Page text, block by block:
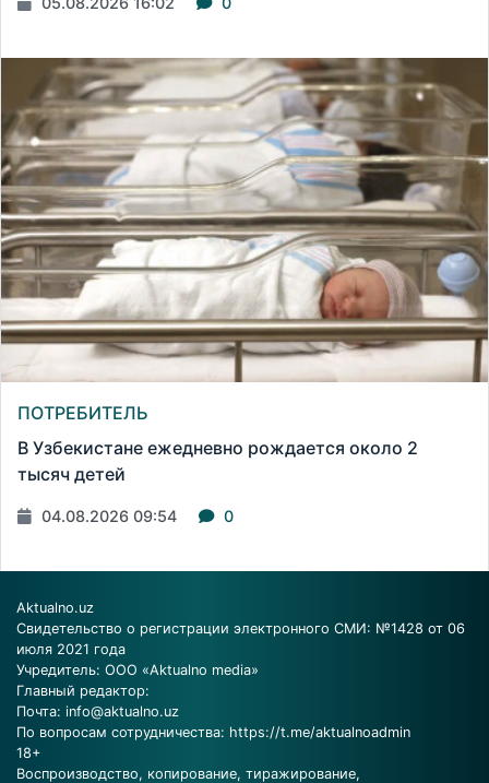
ПОТРЕБИТЕЛЬ
В Узбекистане ежедневно рождается около 2
тысяч детей
04.08.2026 09:54 0
Aktualno.uz
Свидетельство о регистрации электронного СМИ: №1428 от 06
июля 2021 года
Учредитель: ООО «Aktualno media»
Главный редактор:
Почта: info@aktualno.uz
По вопросам сотрудничества: https://t.me/aktualnoadmin
18+
Воспроизводство, копирование, тиражирование,